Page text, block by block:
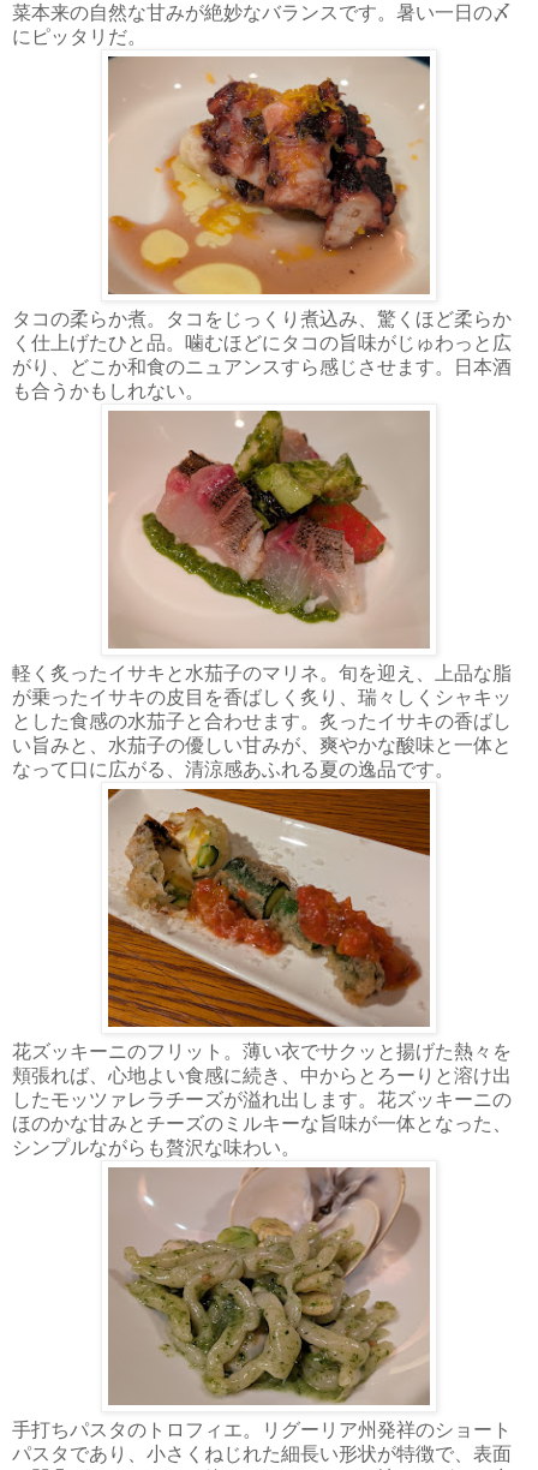
菜本来の自然な甘みが絶妙なバランスです。暑い一日の〆
にピッタリだ。
タコの柔らか煮。タコをじっくり煮込み、驚くほど柔らか
く仕上げたひと品。噛むほどにタコの旨味がじゅわっと広
がり、どこか和食のニュアンスすら感じさせます。日本酒
も合うかもしれない。
軽く炙ったイサキと水茄子のマリネ。旬を迎え、上品な脂
が乗ったイサキの皮目を香ばしく炙り、瑞々しくシャキッ
とした食感の水茄子と合わせます。炙ったイサキの香ばし
い旨みと、水茄子の優しい甘みが、爽やかな酸味と一体と
なって口に広がる、清涼感あふれる夏の逸品です。
花ズッキーニのフリット。薄い衣でサクッと揚げた熱々を
頬張れば、心地よい食感に続き、中からとろーりと溶け出
したモッツァレラチーズが溢れ出します。花ズッキーニの
ほのかな甘みとチーズのミルキーな旨味が一体となった、
シンプルながらも贅沢な味わい。
手打ちパスタのトロフィエ。リグーリア州発祥のショート
パスタであり、小さくねじれた細長い形状が特徴で、表面